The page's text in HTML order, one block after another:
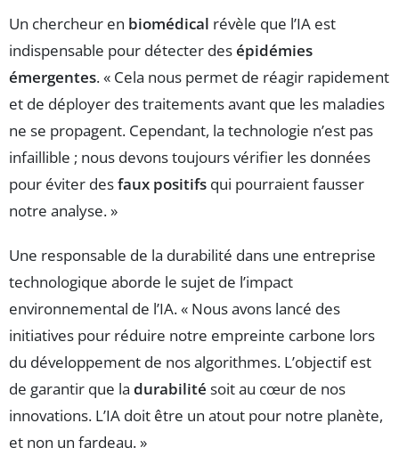
Un chercheur en biomédical révèle que l’IA est
indispensable pour détecter desépidémies
émergentes. « Cela nous permet de réagir rapidement
et de déployer des traitements avant que les maladies
ne se propagent. Cependant, la technologie n’est pas
infaillible ; nous devons toujours vérifier les données
pour éviter desfaux positifs qui pourraient fausser
notre analyse. »
Une responsable de la durabilité dans une entreprise
technologique aborde le sujet de l’impact
environnemental de l’IA. « Nous avons lancé des
initiatives pour réduire notre empreinte carbone lors
du développement de nos algorithmes. L’objectif est
de garantir que la durabilité soit au cœur de nos
innovations. L’IA doit être un atout pour notre planète,
et non un fardeau. »